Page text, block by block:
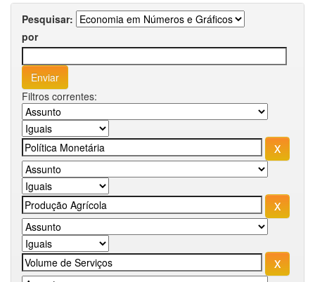
Pesquisar:
por
Filtros correntes: